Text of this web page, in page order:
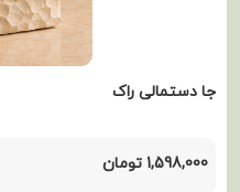
جا دستمالی راک
1,598,000 تومان